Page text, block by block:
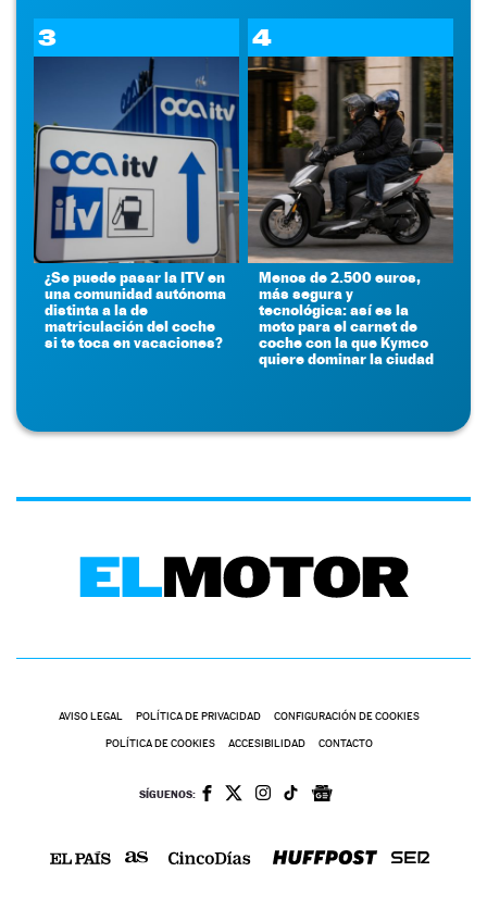
3
¿Se puede pasar la ITV en
una comunidad autónoma
distinta a la de
matriculación del coche
si te toca en vacaciones?
4
Menos de 2.500 euros,
más segura y
tecnológica: así es la
moto para el carnet de
coche con la que Kymco
quiere dominar la ciudad
AVISO LEGAL POLÍTICA DE PRIVACIDAD CONFIGURACIÓN DE COOKIES
POLÍTICA DE COOKIES ACCESIBILIDAD CONTACTO
SÍGUENOS: